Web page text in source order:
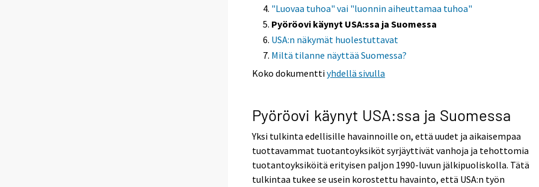
"Luovaa tuhoa" vai "luonnin aiheuttamaa tuhoa"
Pyöröovi käynyt USA:ssa ja Suomessa
USA:n näkymät huolestuttavat
Miltä tilanne näyttää Suomessa?
Koko dokumenttiyhdellä sivulla
Pyöröovi käynyt USA:ssa ja Suomessa
Yksi tulkinta edellisille havainnoille on, että uudet ja aikaisempaa
tuottavammat tuotantoyksiköt syrjäyttivät vanhoja ja tehottomia
tuotantoyksiköitä erityisen paljon 1990-luvun jälkipuoliskolla. Tätä
tulkintaa tukee se usein korostettu havainto, että USA:n työn